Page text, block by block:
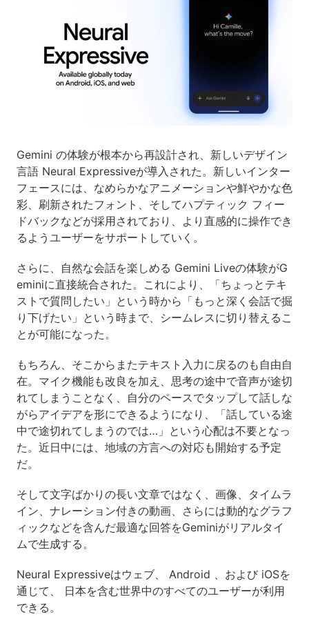
Gemini の体験が根本から再設計され、新しいデザイン
言語 Neural Expressiveが導入された。新しいインター
フェースには、なめらかなアニメーションや鮮やかな色
彩、刷新されたフォント、そしてハプティック フィー
ドバックなどが採用されており、より直感的に操作でき
るようユーザーをサポートしていく。
さらに、自然な会話を楽しめる Gemini Liveの体験がG
eminiに直接統合された。これにより、「ちょっとテキ
ストで質問したい」という時から「もっと深く会話で掘
り下げたい」という時まで、シームレスに切り替えるこ
とが可能になった。
もちろん、そこからまたテキスト入力に戻るのも自由自
在。マイク機能も改良を加え、思考の途中で音声が途切
れてしまうことなく、自分のペースでタップして話しな
がらアイデアを形にできるようになり、「話している途
中で途切れてしまうのでは…」という心配は不要となっ
た。近日中には、地域の方言への対応も開始する予定
だ。
そして文字ばかりの長い文章ではなく、画像、タイムラ
イン、ナレーション付きの動画、さらには動的なグラフ
ィックなどを含んだ最適な回答をGeminiがリアルタイ
ムで生成する。
Neural Expressiveはウェブ、 Android 、および iOSを
通じて、 日本を含む世界中のすべてのユーザーが利用
できる。